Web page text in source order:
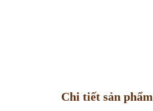
Chi tiết sản phẩm